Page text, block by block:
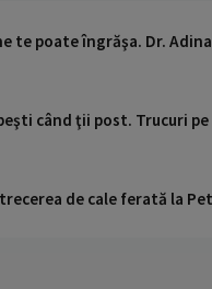
te poate îngrăşa. Dr.
când ţii post. Trucuri
de cale ferată la